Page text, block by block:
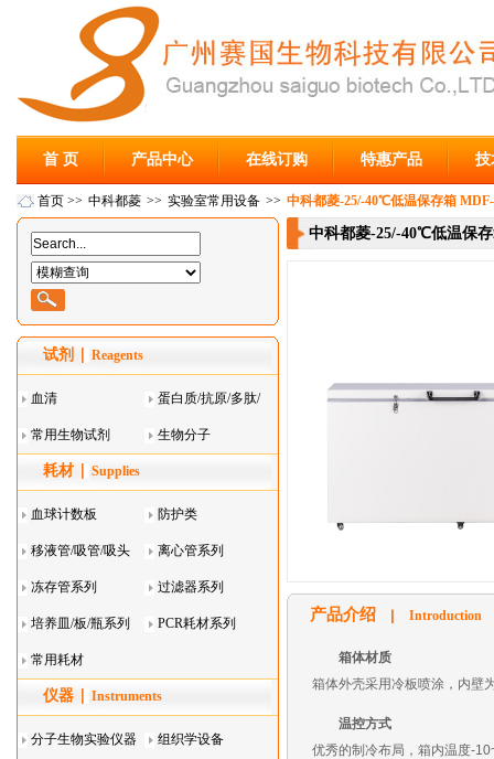
首 页 产品中心 在线订购 特惠产品 技
首页 >> 中科都菱 >> 实验室常用设备 >> 中科都菱-25/-40℃低温保存箱
试剂 Reagents
血清 蛋白质/抗原/多肽/
酶
常用生物试剂 生物分子
耗材 Supplies
血球计数板 防护类
移液管/吸管/吸头
系列
离心管系列
冻存管系列 过滤器系列
培养皿/板/瓶系列 PCR耗材系列
常用耗材
仪器 Instruments
分子生物实验仪器 组织学设备
中科都菱-25/-40℃低温保
产品介绍 Introduction
箱体材质
箱体外壳采用冷板喷涂，内壁
温控方式
优秀的制冷布局，箱内温度-